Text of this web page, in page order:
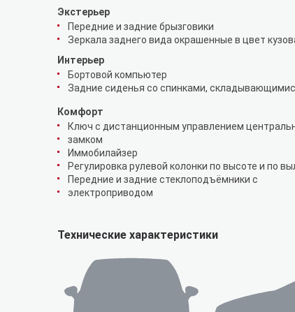
Экстерьер
Передние и задние брызговики
Зеркала заднего вида окрашенные в цвет
Интерьер
Бортовой компьютер
Задние сиденья со спинками,
Комфорт
Ключ с дистанционным управлением
замком
Иммобилайзер
Регулировка рулевой колонки по высоте и по
Передние и задние стеклоподъёмники с
электроприводом
Технические характеристики